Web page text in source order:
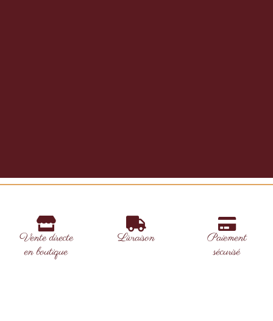
Vente directe
en boutique
Livraison
Paiement
sécurisé